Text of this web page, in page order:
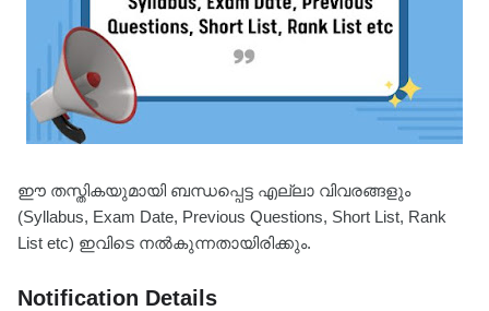
ഈ തസ്തികയുമായി ബന്ധപ്പെട്ട എല്ലാ വിവരങ്ങളും
(Syllabus, Exam Date, Previous Questions, Short List, Rank
List etc) ഇവിടെ നൽകുന്നതായിരിക്കും.
Notification Details